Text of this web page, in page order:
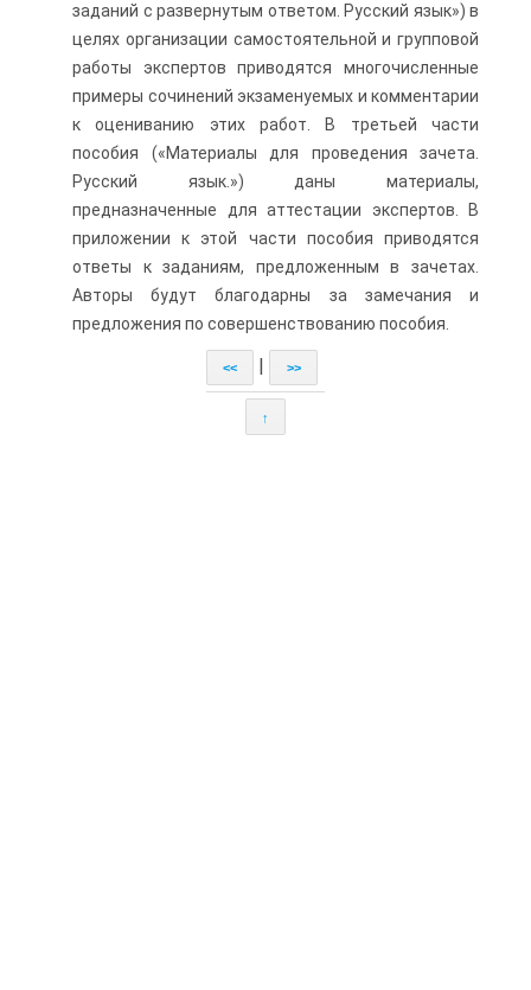
заданий с развернутым ответом. Русский язык») в
целях организации самостоятельной и групповой
работы экспертов приводятся многочисленные
примеры сочинений экзаменуемых и комментарии
к оцениванию этих работ. В третьей части
пособия («Материалы для проведения зачета.
Русский язык.») даны материалы,
предназначенные для аттестации экспертов. В
приложении к этой части пособия приводятся
ответы к заданиям, предложенным в зачетах.
Авторы будут благодарны за замечания и
предложения по совершенствованию пособия.
<< >>
↑